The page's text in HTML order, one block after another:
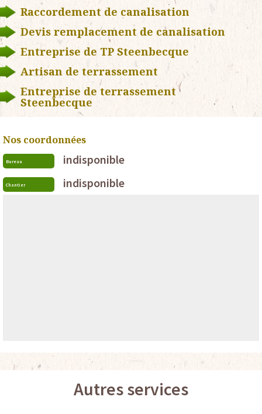
Raccordement de canalisation
Devis remplacement de canalisation
Entreprise de TP Steenbecque
Artisan de terrassement
Entreprise de terrassement
Steenbecque
Nos coordonnées
Bureau indisponible
Chantier indisponible
Autres services